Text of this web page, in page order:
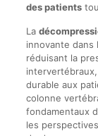
des patients
La
innovante dans
réduisant la
durable aux
colonne
fondamentaux
les